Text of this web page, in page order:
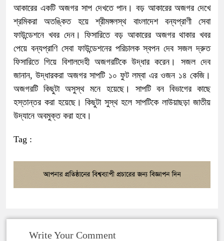
আকারের একটি অজগর সাপ দেখতে পান। বড় আকারের অজগর দেখে
শ্রমিকরা অতঙ্কিত হয়ে শ্রীমঙ্গলস্থ বাংলাদেশ বন্যপ্রাণী সেবা
ফাউন্ডেশনে খবর দেন। ফিসারিতে বড় আকারের অজগর থাকার খবর
পেয়ে বন্যপ্রাণি সেবা ফাউন্ডেশনের পরিচালক স্বপন দেব সজল দ্রুত
ফিসারিতে গিয়ে বিশালদেহী অজগরটিকে উদ্ধার করেন। সজল দেব
জানান, উদ্ধারকরা অজগর সাপটি ১০ ফুট লম্বা এর ওজন ১৪ কেজি।
অজগরটি কিছুটা অসুস্থ মনে হয়েছে। সাপটি বন বিভাগের কাছে
হস্তান্তর করা হয়েছে। কিছুটা সুস্থ হলে সাপটিকে লাউয়াছড়া জাতীয়
উদ্যানে অবমুক্ত করা হবে।
Tag :
Write Your Comment